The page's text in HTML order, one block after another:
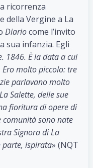
ricorrenza
della Vergine a La
Diariocome l’invito
sua infanzia. Egli
1846. È la data a cui
molto piccolo: tre
parlavano molto
Salette, delle sue
fioritura di opere di
comunità sono nate
Signora di La
parte, ispirata» (NQT